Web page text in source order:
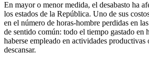
En mayor o menor medida, el desabasto ha
los estados de la República. Uno de sus
en el número de horas-hombre perdidas en
de sentido común: todo el tiempo gastado en
haberse empleado en actividades productivas
descansar.